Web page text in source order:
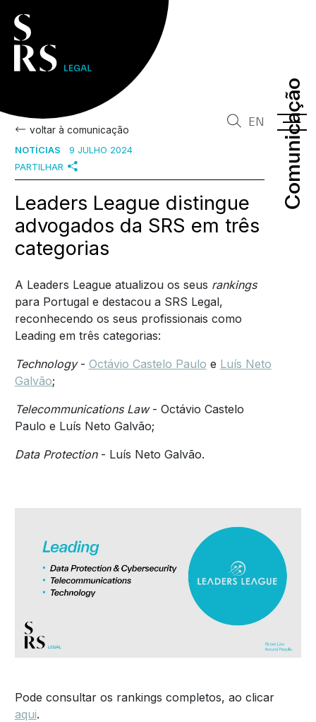
Comunicação
Comunicação
EN
voltar à comunicação
NOTÍCIAS
9 JULHO 2024
PARTILHAR
Leaders League distingue
advogados da SRS em três
categorias
A Leaders League atualizou os seus rankings
para Portugal e destacou a SRS Legal,
reconhecendo os seus profissionais como
Leading em três categorias:
Technology- Octávio Castelo Paulo e Luís Neto
Galvão;
Telecommunications Law- Octávio Castelo
Paulo e Luís Neto Galvão;
Data Protection- Luís Neto Galvão.
Pode consultar os rankings completos, ao clicar
aqui.